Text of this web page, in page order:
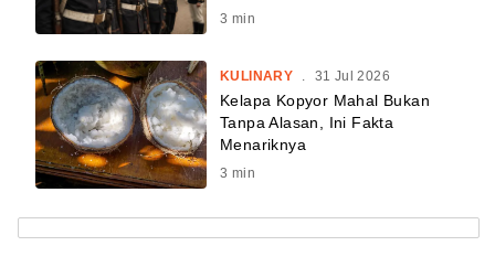
3 min
KULINARY 31 Jul 2026
Kelapa Kopyor Mahal Bukan
Tanpa Alasan, Ini Fakta
Menariknya
3 min